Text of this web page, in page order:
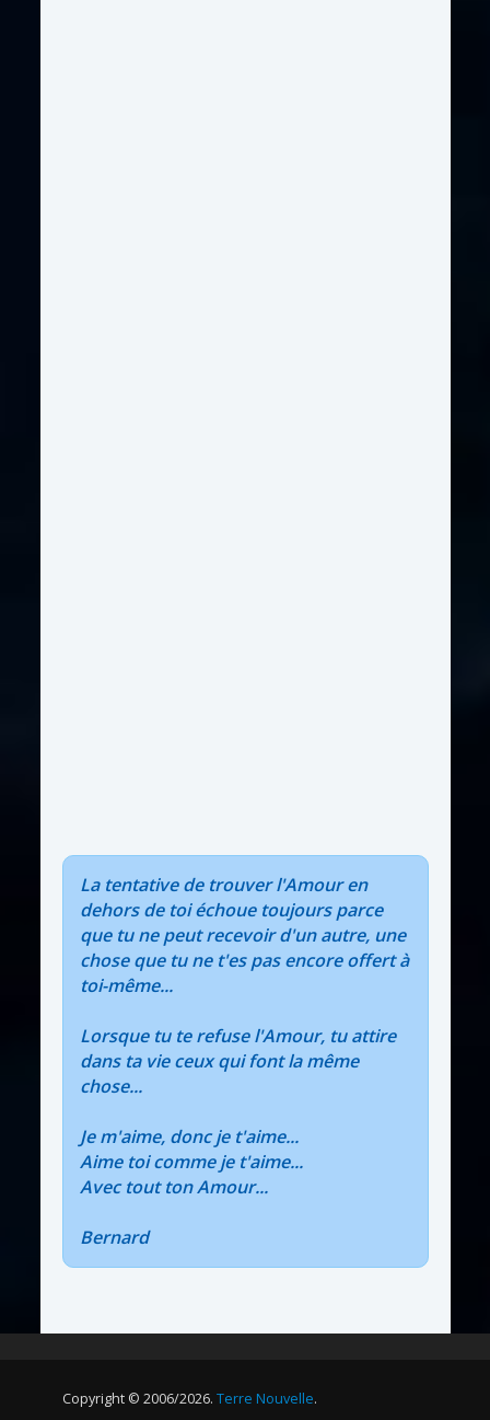
La tentative de trouver l'Amour en
dehors de toi échoue toujours parce
que tu ne peut recevoir d'un autre, une
chose que tu ne t'es pas encore offert à
toi-même...
Lorsque tu te refuse l'Amour, tu attire
dans ta vie ceux qui font la même
chose...
Je m'aime, donc je t'aime...
Aime toi comme je t'aime...
Avec tout ton Amour...
Bernard
Copyright © 2006/2026. Terre Nouvelle.